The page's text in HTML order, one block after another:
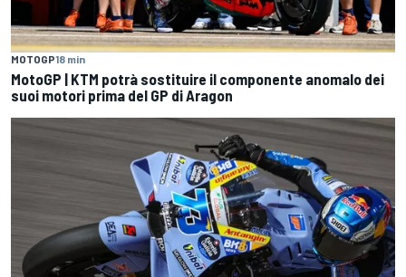
MOTOGP18 min
MotoGP | KTM potrà sostituire il componente anomalo dei
suoi motori prima del GP di Aragon